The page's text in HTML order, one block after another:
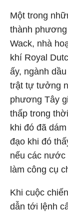
Một trong
thành
Wack, nhà
khí Royal
ấy, ngành
trật tự tưởng
phương Tây
thấp trong
khi đó đã
đạo khi đó
nếu các nước
làm công cụ
Khi cuộc
dẫn tới lệnh